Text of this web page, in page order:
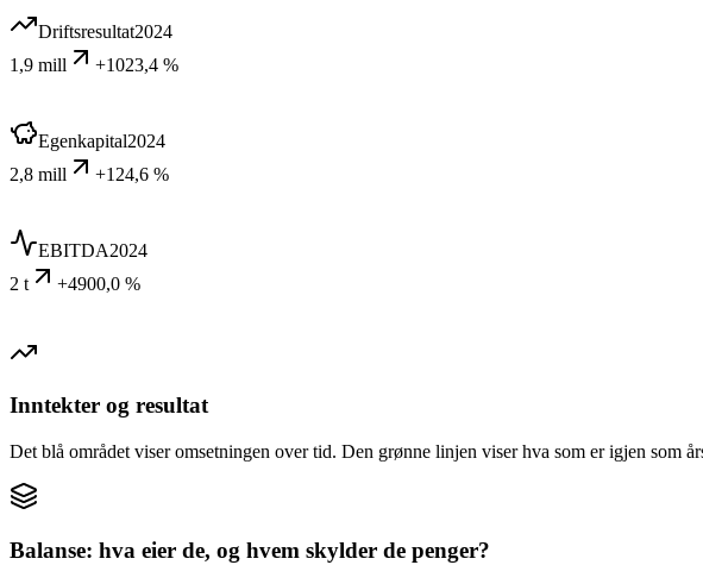
Driftsresultat2024
1,9 mill
+1023,4 %
Egenkapital2024
2,8 mill
+124,6 %
EBITDA2024
2 t
+4900,0 %
Inntekter og resultat
Det blå området viser omsetningen over tid. Den grønne linjen viser hva som er igjen som
Balanse: hva eier de, og hvem skylder de penger?